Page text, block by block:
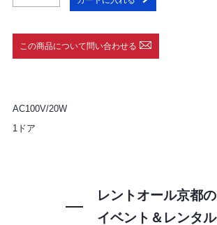
この商品について問い合わせる
AC100V/20W
1ドア
レントオール京都の
イベント＆レンタル